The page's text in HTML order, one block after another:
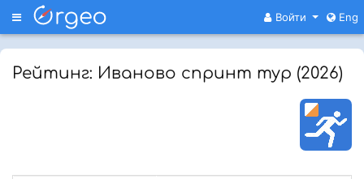
Меню Войти Eng
Рейтинг: Иваново спринт тур (2026)